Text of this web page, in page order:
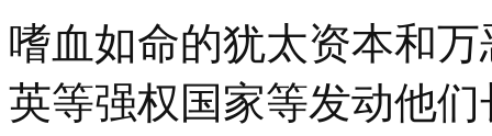
嗜血如命的犹太资本和
英等强权国家等发动他